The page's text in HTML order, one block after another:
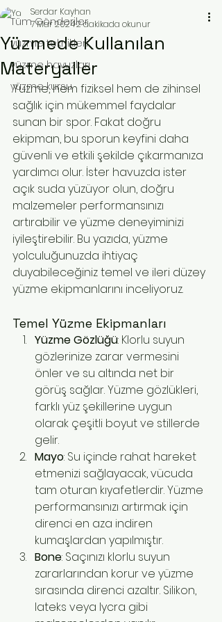
Tüm Gönderiler
yüzme teknikleri
yüzme havuzları
yüzme kursu
Yüzmede Kullanılan
Materyaller
Serdar Kayhan
7 Mar 20242 dakikada okunur
Yüzme, hem fiziksel hem de zihinsel
sağlık için mükemmel faydalar
sunan bir spor. Fakat doğru
ekipman, bu sporun keyfini daha
güvenli ve etkili şekilde çıkarmanıza
yardımcı olur. İster havuzda ister
açık suda yüzüyor olun, doğru
malzemeler performansınızı
artırabilir ve yüzme deneyiminizi
iyileştirebilir. Bu yazıda, yüzme
yolculuğunuzda ihtiyaç
duyabileceğiniz temel ve ileri düzey
yüzme ekipmanlarını inceliyoruz.
Temel Yüzme Ekipmanları
Yüzme Gözlüğü: Klorlu suyun
gözlerinize zarar vermesini
önler ve su altında net bir
görüş sağlar. Yüzme gözlükleri,
farklı yüz şekillerine uygun
olarak çeşitli boyut ve stillerde
gelir.
Mayo: Su içinde rahat hareket
etmenizi sağlayacak, vücuda
tam oturan kıyafetlerdir. Yüzme
performansınızı artırmak için
direnci en aza indiren
kumaşlardan yapılmıştır.
Bone: Saçınızı klorlu suyun
zararlarından korur ve yüzme
sırasında direnci azaltır. Silikon,
lateks veya lycra gibi